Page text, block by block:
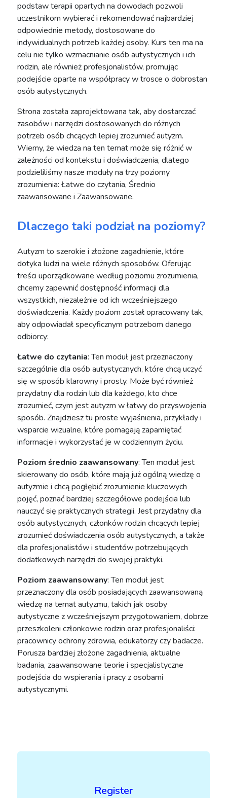
podstaw terapii opartych na dowodach pozwoli
uczestnikom wybierać i rekomendować najbardziej
odpowiednie metody, dostosowane do
indywidualnych potrzeb każdej osoby. Kurs ten ma na
celu nie tylko wzmacnianie osób autystycznych i ich
rodzin, ale również profesjonalistów, promując
podejście oparte na współpracy w trosce o dobrostan
osób autystycznych.
Strona została zaprojektowana tak, aby dostarczać
zasobów i narzędzi dostosowanych do różnych
potrzeb osób chcących lepiej zrozumieć autyzm.
Wiemy, że wiedza na ten temat może się różnić w
zależności od kontekstu i doświadczenia, dlatego
podzieliliśmy nasze moduły na trzy poziomy
zrozumienia: Łatwe do czytania, Średnio
zaawansowane i Zaawansowane.
Dlaczego taki podział na poziomy?
Autyzm to szerokie i złożone zagadnienie, które
dotyka ludzi na wiele różnych sposobów. Oferując
treści uporządkowane według poziomu zrozumienia,
chcemy zapewnić dostępność informacji dla
wszystkich, niezależnie od ich wcześniejszego
doświadczenia. Każdy poziom został opracowany tak,
aby odpowiadał specyficznym potrzebom danego
odbiorcy:
Łatwe do czytania: Ten moduł jest przeznaczony
szczególnie dla osób autystycznych, które chcą uczyć
się w sposób klarowny i prosty. Może być również
przydatny dla rodzin lub dla każdego, kto chce
zrozumieć, czym jest autyzm w łatwy do przyswojenia
sposób. Znajdziesz tu proste wyjaśnienia, przykłady i
wsparcie wizualne, które pomagają zapamiętać
informacje i wykorzystać je w codziennym życiu.
Poziom średnio zaawansowany: Ten moduł jest
skierowany do osób, które mają już ogólną wiedzę o
autyzmie i chcą pogłębić zrozumienie kluczowych
pojęć, poznać bardziej szczegółowe podejścia lub
nauczyć się praktycznych strategii. Jest przydatny dla
osób autystycznych, członków rodzin chcących lepiej
zrozumieć doświadczenia osób autystycznych, a także
dla profesjonalistów i studentów potrzebujących
dodatkowych narzędzi do swojej praktyki.
Poziom zaawansowany: Ten moduł jest
przeznaczony dla osób posiadających zaawansowaną
wiedzę na temat autyzmu, takich jak osoby
autystyczne z wcześniejszym przygotowaniem, dobrze
przeszkoleni członkowie rodzin oraz profesjonaliści:
pracownicy ochrony zdrowia, edukatorzy czy badacze.
Porusza bardziej złożone zagadnienia, aktualne
badania, zaawansowane teorie i specjalistyczne
podejścia do wspierania i pracy z osobami
autystycznymi.
Register